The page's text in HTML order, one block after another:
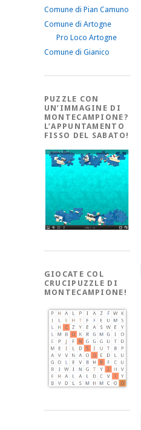
Comune di Pian Camuno
Comune di Artogne
Pro Loco Artogne
Comune di Gianico
PUZZLE CON
UN’IMMAGINE DI
MONTECAMPIONE?
L’APPUNTAMENTO
FISSO DEL SABATO!
GIOCATE COL
CRUCIPUZZLE DI
MONTECAMPIONE!